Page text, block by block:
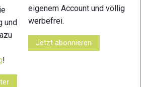
und
!
eigenem Account und völlig
werbefrei.
Jetzt abonnieren